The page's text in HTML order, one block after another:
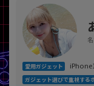
愛用ガジェット
ガジェット選びで重視する
商品シリーズ名・ブランド名の絞
「iPhone」「Xperia」「Galaxy
メーカー
製造、販売メーカーの絞り込み
「Apple」「SONY」「SHARP」